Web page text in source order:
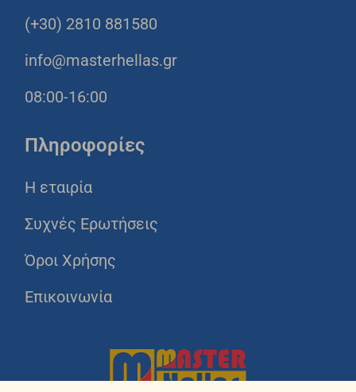
(+30) 2810 881580
info@masterhellas.gr
08:00-16:00
Πληροφορίες
Η εταιρία
Συχνές Ερωτήσεις
Όροι Χρήσης
Επικοινωνία